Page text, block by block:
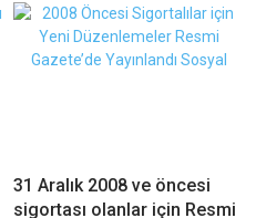
31 Aralık 2008 ve öncesi
sigortası olanlar için Resmi